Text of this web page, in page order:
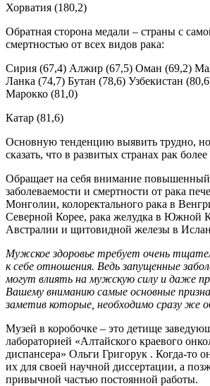
Хорватия (180,2)
Обратная сторона медали – страны с
смертностью от всех видов рака:
Сирия (67,4) Алжир (67,5) Оман (69,2)
Ланка (74,7) Бутан (78,6) Узбекистан
Марокко (81,0)
Катар (81,6)
Основную тенденцию выявить трудно,
сказать, что в развитых странах рак
Обращает на себя внимание повышенный
заболеваемости и смертности от рака
Монголии, колоректального рака в
Северной Корее, рака желудка в Южной
Австралии и щитовидной железы в
Мужское здоровье требует очень
к себе отношения. Ведь запущенные
могут влиять на мужскую силу и даже
Вашему вниманию самые основные
заметив которые, необходимо сразу же
Музей в коробочке – это детище
лабораторией «Алтайского краевого
диспансера» Ольги Григорук . Когда-то
их для своей научной диссертации, а
привычной частью постоянной работы.